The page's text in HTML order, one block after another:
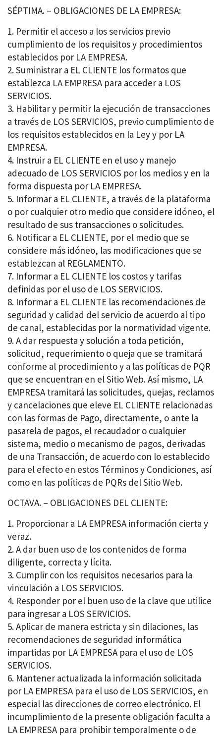
SÉPTIMA. – OBLIGACIONES DE LA EMPRESA:
Permitir el acceso a los servicios previo
cumplimiento de los requisitos y procedimientos
establecidos por LA EMPRESA.
Suministrar a EL CLIENTE los formatos que
establezca LA EMPRESA para acceder a LOS
SERVICIOS.
Habilitar y permitir la ejecución de transacciones
a través de LOS SERVICIOS, previo cumplimiento de
los requisitos establecidos en la Ley y por LA
EMPRESA.
Instruir a EL CLIENTE en el uso y manejo
adecuado de LOS SERVICIOS por los medios y en la
forma dispuesta por LA EMPRESA.
Informar a EL CLIENTE, a través de la plataforma
o por cualquier otro medio que considere idóneo, el
resultado de sus transacciones o solicitudes.
Notificar a EL CLIENTE, por el medio que se
considere más idóneo, las modificaciones que se
establezcan al REGLAMENTO.
Informar a EL CLIENTE los costos y tarifas
definidas por el uso de LOS SERVICIOS.
Informar a EL CLIENTE las recomendaciones de
seguridad y calidad del servicio de acuerdo al tipo
de canal, establecidas por la normatividad vigente.
A dar respuesta y solución a toda petición,
solicitud, requerimiento o queja que se tramitará
conforme al procedimiento y a las políticas de PQR
que se encuentran en el Sitio Web. Así mismo, LA
EMPRESA tramitará las solicitudes, quejas, reclamos
y cancelaciones que eleve EL CLIENTE relacionadas
con las formas de Pago, directamente, o ante la
pasarela de pagos, el recaudador o cualquier
sistema, medio o mecanismo de pagos, derivadas
de una Transacción, de acuerdo con lo establecido
para el efecto en estos Términos y Condiciones, así
como en las políticas de PQRs del Sitio Web.
OCTAVA. – OBLIGACIONES DEL CLIENTE:
Proporcionar a LA EMPRESA información cierta y
veraz.
A dar buen uso de los contenidos de forma
diligente, correcta y lícita.
Cumplir con los requisitos necesarios para la
vinculación a LOS SERVICIOS.
Responder por el buen uso de la clave que utilice
para ingresar a LOS SERVICIOS.
Aplicar de manera estricta y sin dilaciones, las
recomendaciones de seguridad informática
impartidas por LA EMPRESA para el uso de LOS
SERVICIOS.
Mantener actualizada la información solicitada
por LA EMPRESA para el uso de LOS SERVICIOS, en
especial las direcciones de correo electrónico. El
incumplimiento de la presente obligación faculta a
LA EMPRESA para prohibir temporalmente o de